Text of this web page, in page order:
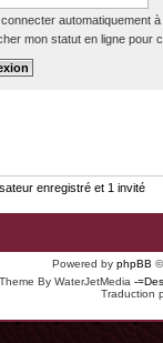
connecter automatiquement
mon statut en ligne pour
enregistré et 1 invité
Powered by phpBB
Theme By WaterJetMedia -
Traduction